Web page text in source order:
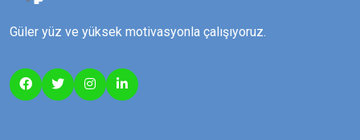
Güler yüz ve yüksek motivasyonla çalışıyoruz.